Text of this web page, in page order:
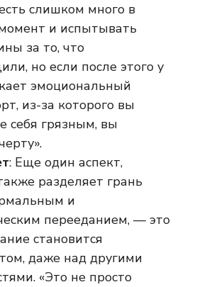
слишком много в
и испытывать
за то, что
но если после этого у
эмоциональный
из-за которого вы
себя грязным, вы
: Еще один аспект,
разделяет грань
и
перееданием, — это
становится
даже над другими
«Это не просто